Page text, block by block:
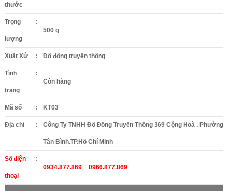
thước
Trọng
lượng
:
500 g
Xuất Xứ : Đồ đồng truyền thống
Tình
trạng
:
Còn hàng
Mã số : KT03
Địa chỉ : Công Ty TNHH Đồ Đồng Truyền Thống 369 Cộng Hoà . Phường
Tân Bình.TP.Hồ Chí Minh
Số điện
thoại
:
0934.877.869 _ 0966.877.869